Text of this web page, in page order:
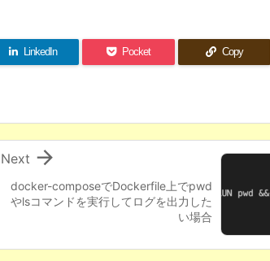
LinkedIn Pocket Copy
docker-composeでDockerfile上でpwd
やlsコマンドを実行してログを出力した
い場合

Next